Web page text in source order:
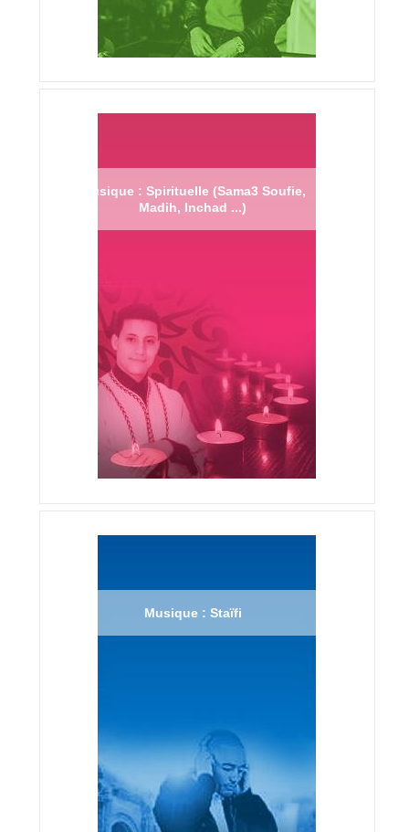
Musique : Spirituelle (Sama3 Soufie,
Madih, Inchad ...)
Musique : Staïfi